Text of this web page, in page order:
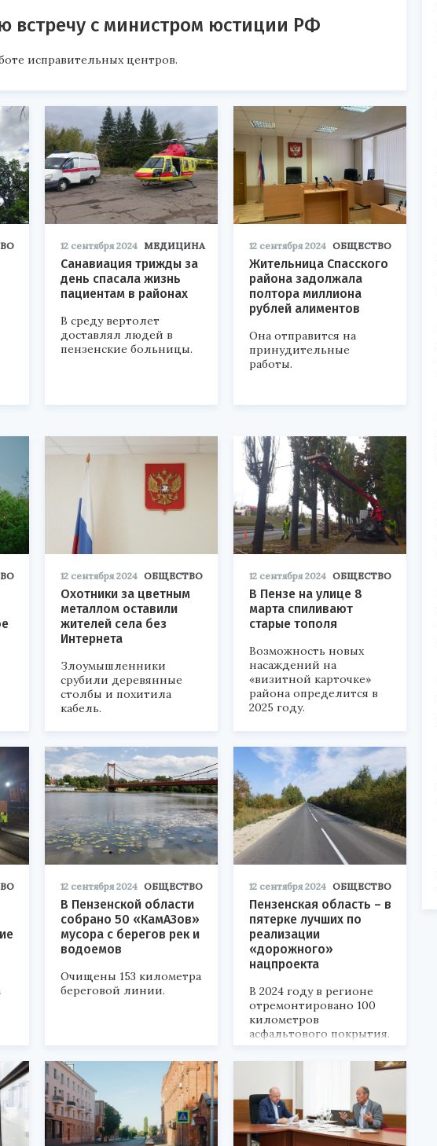
встречу с министром юстиции РФ
исправительных центров.
12 сентября 2024 МЕДИЦИНА
Санавиация трижды за
день спасала жизнь
пациентам в районах
В среду вертолет
доставлял людей в
пензенские больницы.
12 сентября 2024 ОБЩЕСТВО
Жительница Спасского
района задолжала
полтора миллиона
рублей алиментов
Она отправится на
принудительные
работы.
12 сентября 2024 ОБЩЕСТВО
Охотники за цветным
металлом оставили
жителей села без
Интернета
Злоумышленники
срубили деревянные
столбы и похитила
кабель.
12 сентября 2024 ОБЩЕСТВО
В Пензе на улице 8
марта спиливают
старые тополя
Возможность новых
насаждений на
«визитной карточке»
района определится в
2025 году.
12 сентября 2024 ОБЩЕСТВО
В Пензенской области
собрано 50 «КамАЗов»
мусора с берегов рек и
водоемов
Очищены 153 километра
береговой линии.
12 сентября 2024 ОБЩЕСТВО
Пензенская область – в
пятерке лучших по
реализации
«дорожного»
нацпроекта
В 2024 году в регионе
отремонтировано 100
километров
асфальтового покрытия.